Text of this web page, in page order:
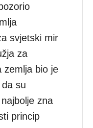
svjetski mir
za
zemlja bio je
su
zna
princip